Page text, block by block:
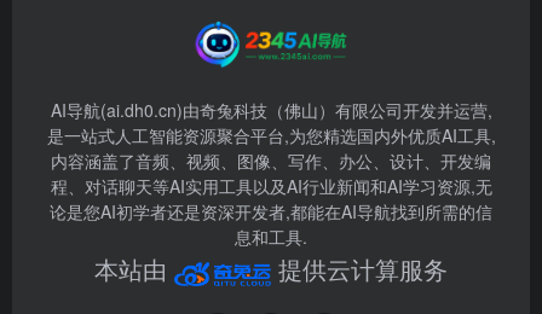
AI导航(ai.dh0.cn)由奇兔科技（佛山）有限公司开发并运营,
是一站式人工智能资源聚合平台,为您精选国内外优质AI工具,
内容涵盖了音频、视频、图像、写作、办公、设计、开发编
程、对话聊天等AI实用工具以及AI行业新闻和AI学习资源,无
论是您AI初学者还是资深开发者,都能在AI导航找到所需的信
息和工具.
本站由 提供云计算服务